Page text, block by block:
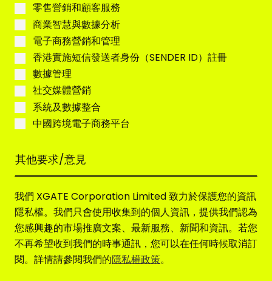
零售營銷和顧客服務
商業智慧與數據分析
電子商務營銷和管理
香港實施短信發送者身份（SENDER ID）註冊
數據管理
社交媒體營銷
系統及數據整合
中國跨境電子商務平台
我們 XGATE Corporation Limited 致力於保護您的資訊
隱私權。我們只會使用收集到的個人資訊，提供我們認為
您感興趣的市場推廣文案、最新服務、新聞和資訊。若您
不再希望收到我們的時事通訊，您可以在任何時候取消訂
閱。詳情請參閱我們的隱私權政策。